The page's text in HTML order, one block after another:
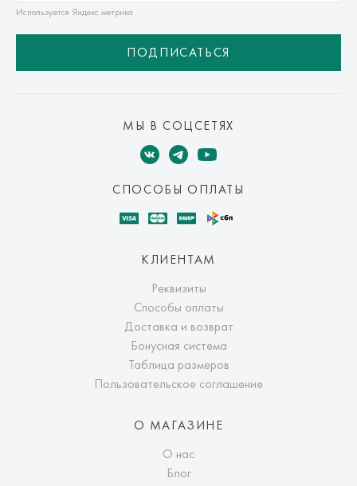
Используется Яндекс метрика
ПОДПИСАТЬСЯ
МЫ В СОЦСЕТЯХ
СПОСОБЫ ОПЛАТЫ
КЛИЕНТАМ
Реквизиты
Способы оплаты
Доставка и возврат
Бонусная система
Таблица размеров
Пользовательское соглашение
О МАГАЗИНЕ
О нас
Блог